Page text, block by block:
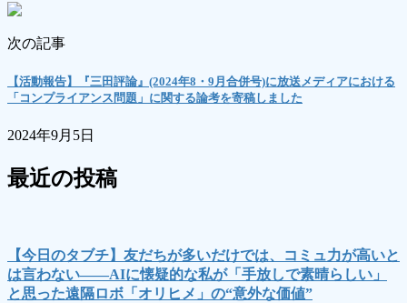
次の記事
【活動報告】『三田評論』(2024年8・9月合併号)に放送メディアにおける
「コンプライアンス問題」に関する論考を寄稿しました
2024年9月5日
最近の投稿
【今日のタブチ】友だちが多いだけでは、コミュ力が高いと
は言わない――AIに懐疑的な私が「手放しで素晴らしい」
と思った遠隔ロボ「オリヒメ」の“意外な価値”